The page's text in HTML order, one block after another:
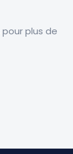
plus de